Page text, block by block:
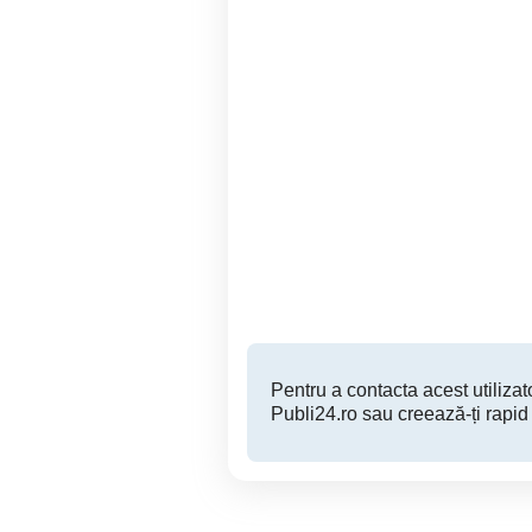
Pentru a contacta acest
Publi24.ro sau creează-ți